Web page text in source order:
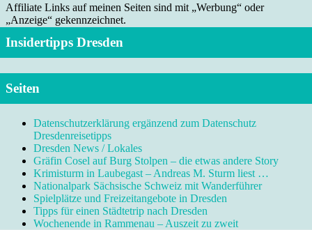
Affiliate Links auf meinen Seiten sind mit „Werbung“ oder
„Anzeige“ gekennzeichnet.
Insidertipps Dresden
Seiten
Datenschutzerklärung ergänzend zum Datenschutz
Dresdenreisetipps
Dresden News / Lokales
Gräfin Cosel auf Burg Stolpen – die etwas andere Story
Krimisturm in Laubegast – Andreas M. Sturm liest …
Nationalpark Sächsische Schweiz mit Wanderführer
Spielplätze und Freizeitangebote in Dresden
Tipps für einen Städtetrip nach Dresden
Wochenende in Rammenau – Auszeit zu zweit